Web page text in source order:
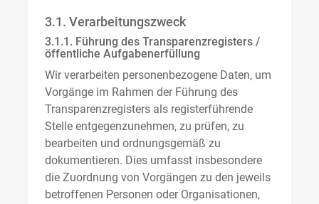
3.1. Verarbeitungszweck
3.1.1. Führung des Transparenzregisters /
öffentliche Aufgabenerfüllung
Wir verarbeiten personenbezogene Daten, um
Vorgänge im Rahmen der Führung des
Transparenzregisters als registerführende
Stelle entgegenzunehmen, zu prüfen, zu
bearbeiten und ordnungsgemäß zu
dokumentieren. Dies umfasst insbesondere
die Zuordnung von Vorgängen zu den jeweils
betroffenen Personen oder Organisationen,